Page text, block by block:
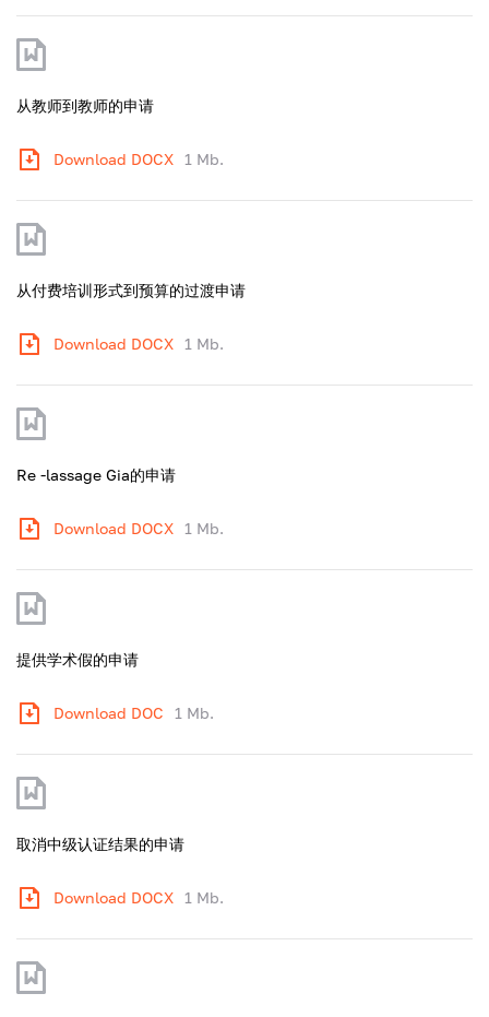
从教师到教师的申请
Download DOCX 1 Mb.
从付费培训形式到预算的过渡申请
Download DOCX 1 Mb.
Re -lassage Gia的申请
Download DOCX 1 Mb.
提供学术假的申请
Download DOC 1 Mb.
取消中级认证结果的申请
Download DOCX 1 Mb.